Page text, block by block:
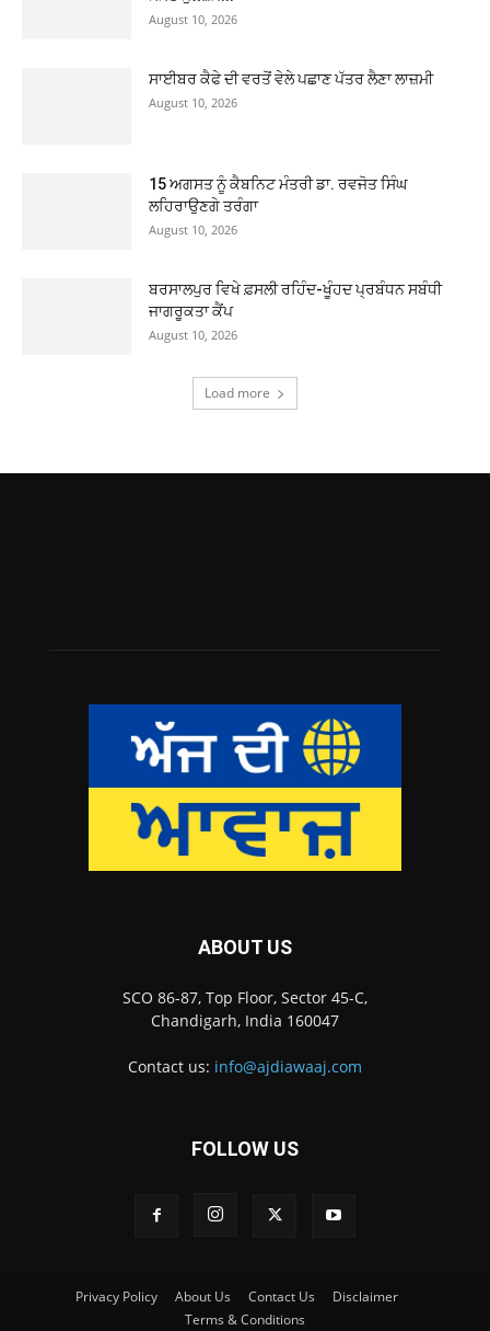
August 10, 2026
ਸਾਈਬਰ ਕੈਫੇ ਦੀ ਵਰਤੋਂ ਵੇਲੇ ਪਛਾਣ ਪੱਤਰ ਲੈਣਾ ਲਾਜ਼ਮੀ
August 10, 2026
15 ਅਗਸਤ ਨੂੰ ਕੈਬਨਿਟ ਮੰਤਰੀ ਡਾ. ਰਵਜੋਤ ਸਿੰਘ
ਲਹਿਰਾਉਣਗੇ ਤਰੰਗਾ
August 10, 2026
ਬਰਸਾਲਪੁਰ ਵਿਖੇ ਫ਼ਸਲੀ ਰਹਿੰਦ-ਖੂੰਹਦ ਪ੍ਰਬੰਧਨ ਸਬੰਧੀ
ਜਾਗਰੂਕਤਾ ਕੈਂਪ
August 10, 2026
Load more
ABOUT US
SCO 86-87, Top Floor, Sector 45-C,
Chandigarh, India 160047
Contact us: info@ajdiawaaj.com
FOLLOW US
Privacy Policy About Us Contact Us
Disclaimer
Terms & Conditions